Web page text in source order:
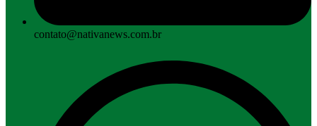
contato@nativanews.com.br